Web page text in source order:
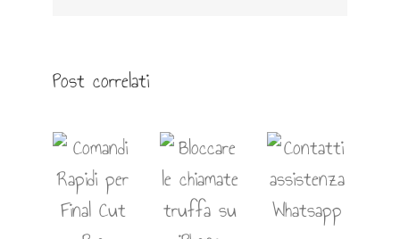
Post correlati